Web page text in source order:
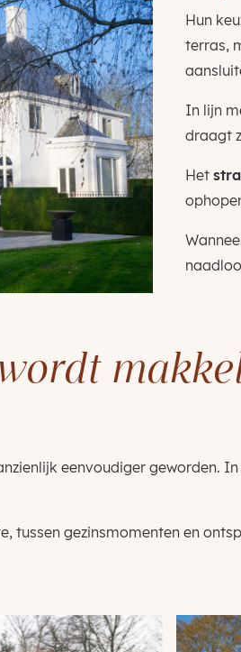
Hun
terras,
In lijn
draagt
Het
eenvoudiger geworden.
gezinsmomenten en